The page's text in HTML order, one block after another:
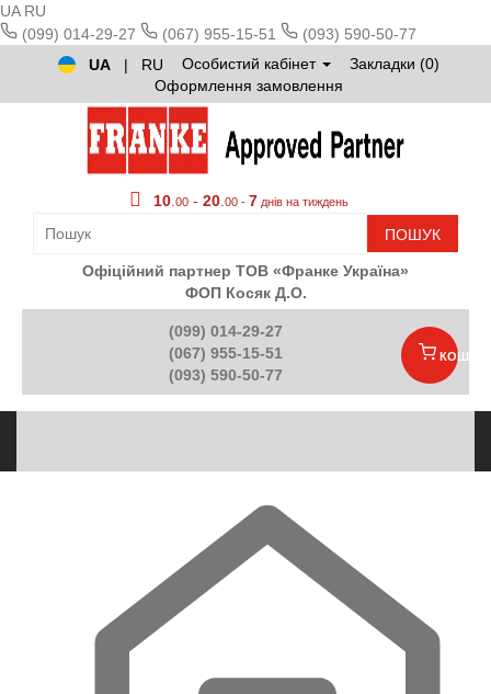
UA RU
(099) 014-29-27
(067) 955-15-51
(093) 590-50-77
UA
| RU Особистий кабінет
Закладки (0)
Оформлення замовлення
10 00 - 20 00 - 7 днів на тиждень
ПОШУК
Офіційний партнер ТОВ «Франке Україна»
ФОП Косяк Д.О.
(099) 014-29-27
(067) 955-15-51
(093) 590-50-77
КОШИК